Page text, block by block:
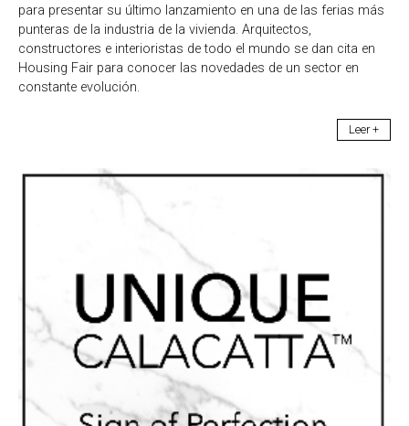
para presentar su último lanzamiento en una de las ferias más
punteras de la industria de la vivienda. Arquitectos,
constructores e interioristas de todo el mundo se dan cita en
Housing Fair para conocer las novedades de un sector en
constante evolución.
Leer +